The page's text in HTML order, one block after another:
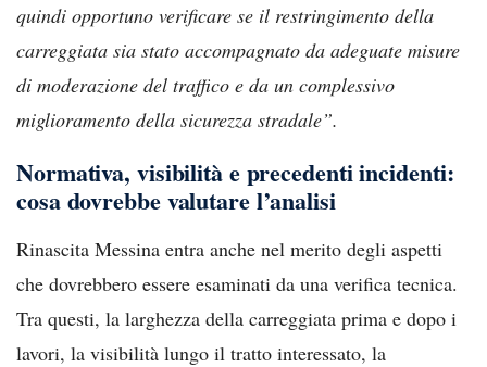
quindi opportuno verificare se il restringimento della
carreggiata sia stato accompagnato da adeguate misure
di moderazione del traffico e da un complessivo
miglioramento della sicurezza stradale”.
Normativa, visibilità e precedenti incidenti:
cosa dovrebbe valutare l’analisi
Rinascita Messina entra anche nel merito degli aspetti
che dovrebbero essere esaminati da una verifica tecnica.
Tra questi, la larghezza della carreggiata prima e dopo i
lavori, la visibilità lungo il tratto interessato, la